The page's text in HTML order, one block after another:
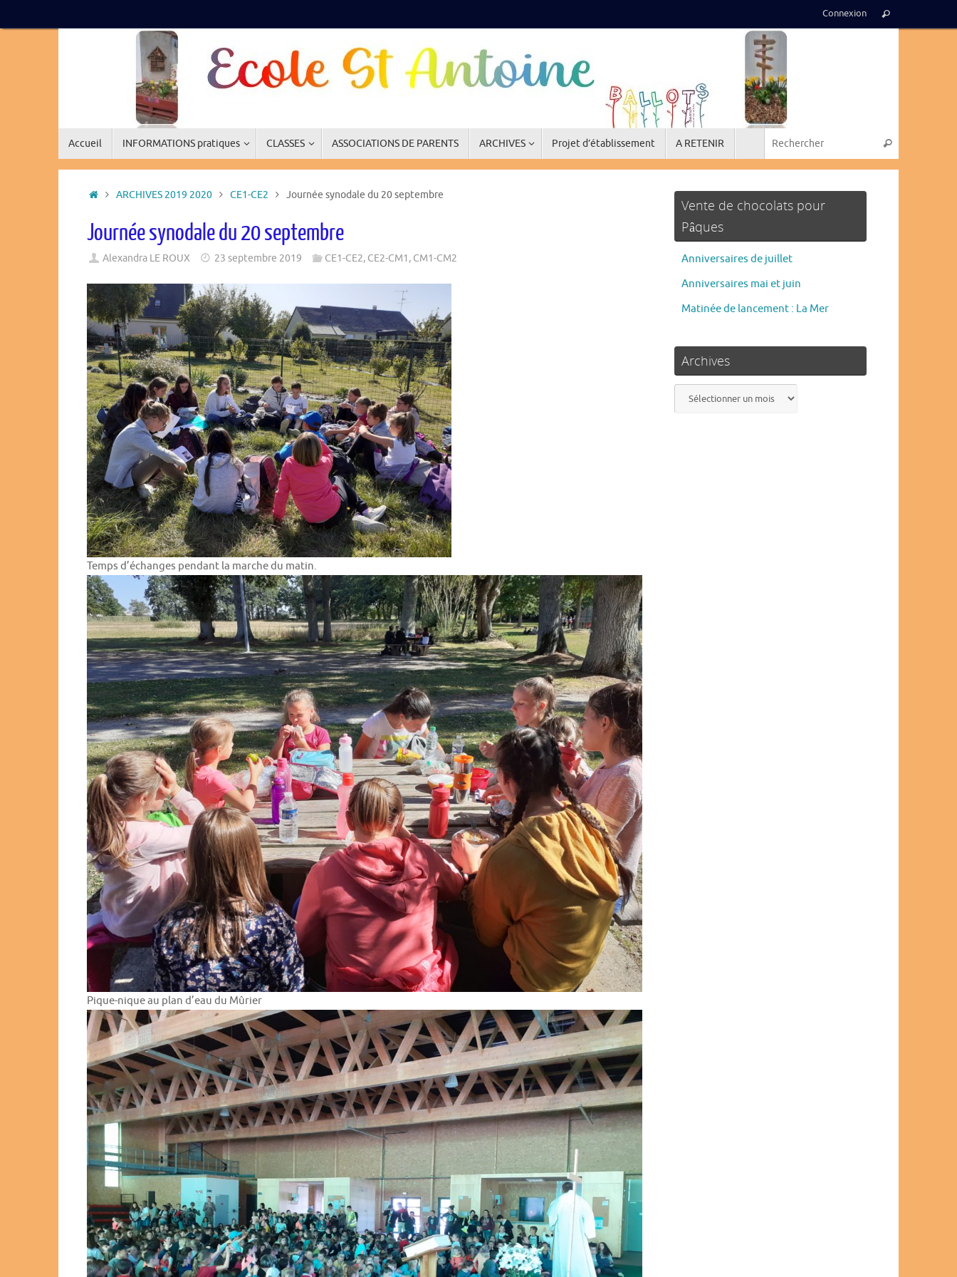
au
Connexion
pour
Rechercher
Accueil INFORMATIONS pratiques CLASSES ASSOCIATIONS DE PARENTS ARCHIVES Projet d’établissement A RETENIR Rechercher
Accueil
ARCHIVES 2019 2020 CE1-CE2 Journée synodale du 20 septembre
Journée synodale du 20 septembre
Alexandra LE ROUX 23 septembre 2019 CE1-CE2, CE2-CM1 , CM1-CM2
Temps d’échanges pendant la marche du matin.
Pique-nique au plan d’eau du Mûrier
Vente de chocolats pour
Pâques
Anniversaires de juillet
Anniversaires mai et juin
Matinée de lancement : La Mer
Archives
Archives